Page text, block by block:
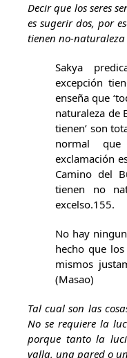
Decir que los seres
es sugerir dos, por
tienen no-
Sakya
excepción
enseña que
naturaleza de
tienen’ son
normal
exclamación
Camino del
tienen no
excelso.155.
No hay
hecho que
mismos
(Masao)
Tal cual son las
No se requiere la
porque tanto la
valla, una pared o un